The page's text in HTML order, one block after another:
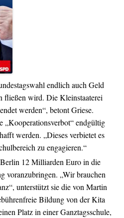
endlich auch Geld
fließen wird. Die Kleinstaaterei
werden“, betont Griese.
„Kooperationsverbot“ endgültig
werden. „Dieses verbietet es
zu engagieren.“
12 Milliarden Euro in die
voranzubringen. „Wir brauchen
unterstützt sie die von Martin
Bildung von der Kita
Platz in einer Ganztagsschule,